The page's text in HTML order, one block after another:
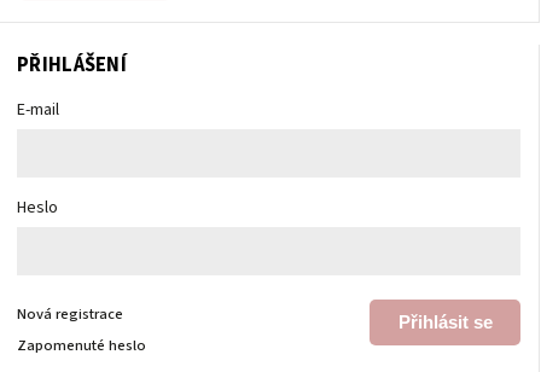
PŘIHLÁŠENÍ
E-mail
Heslo
Přihlásit se
Nová registrace
Zapomenuté heslo